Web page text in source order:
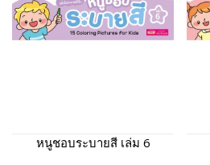
หนูชอบระบายสี เล่ม 6